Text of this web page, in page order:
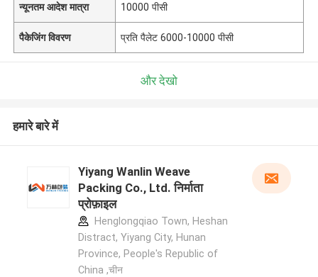
न्यूनतम आदेश मात्रा 10000 पीसी
पैकेजिंग विवरण प्रति पैलेट 6000-10000 पीसी
और देखो
हमारे बारे में
Yiyang Wanlin Weave
Packing Co., Ltd. निर्माता
प्रोफ़ाइल
Henglongqiao Town, Heshan
Distract, Yiyang City, Hunan
Province, People's Republic of
China ,चीन